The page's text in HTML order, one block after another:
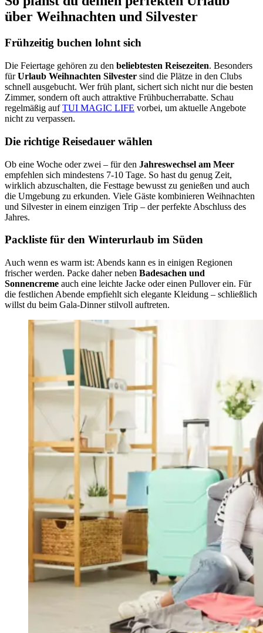
über Weihnachten und Silvester
Frühzeitig buchen lohnt sich
Die Feiertage gehören zu den beliebtesten Reisezeiten. Besonders
fürUrlaub Weihnachten Silvester sind die Plätze in den Clubs
schnell ausgebucht. Wer früh plant, sichert sich nicht nur die besten
Zimmer, sondern oft auch attraktive Frühbucherrabatte. Schau
regelmäßig aufTUI MAGIC LIFE vorbei, um aktuelle Angebote
nicht zu verpassen.
Die richtige Reisedauer wählen
Ob eine Woche oder zwei – für den Jahreswechsel am Meer
empfehlen sich mindestens 7-10 Tage. So hast du genug Zeit,
wirklich abzuschalten, die Festtage bewusst zu genießen und auch
die Umgebung zu erkunden. Viele Gäste kombinieren Weihnachten
und Silvester in einem einzigen Trip – der perfekte Abschluss des
Jahres.
Packliste für den Winterurlaub im Süden
Auch wenn es warm ist: Abends kann es in einigen Regionen
frischer werden. Packe daher neben Badesachen und
Sonnencreme auch eine leichte Jacke oder einen Pullover ein. Für
die festlichen Abende empfiehlt sich elegante Kleidung – schließlich
willst du beim Gala-Dinner stilvoll auftreten.